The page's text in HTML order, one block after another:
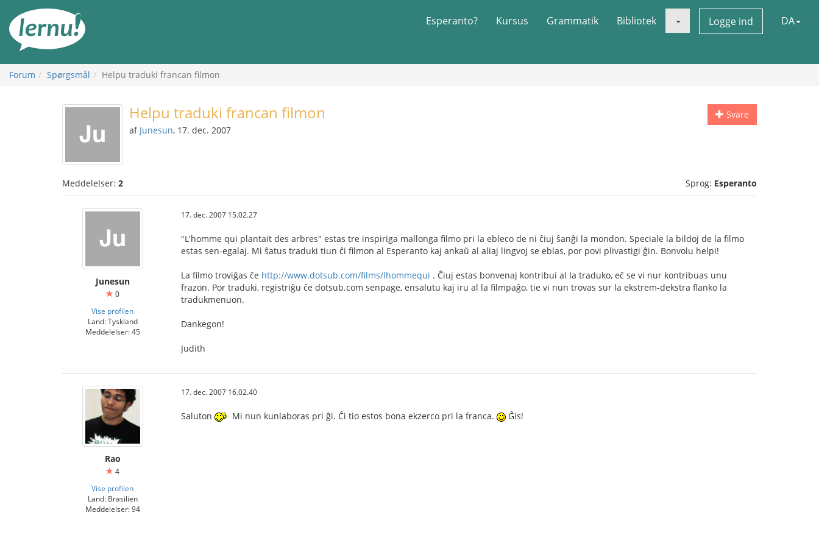
indholdet
Esperanto? Kursus Grammatik Bibliotek Logge ind DA
Forum Spørgsmål Helpu traduki francan filmon
Svare
Helpu traduki francan filmon
af Junesun, 17. dec. 2007
Meddelelser: 2 Sprog: Esperanto
Junesun
0
Vise profilen
Land: Tyskland
Meddelelser: 45
17. dec. 2007 15.02.27
"L'homme qui plantait des arbres" estas tre inspiriga mallonga filmo pri la ebleco de ni ĉiuj ŝanĝi la mondon. Speciale la bildoj de la filmo
estas sen-egalaj. Mi ŝatus traduki tiun ĉi filmon al Esperanto kaj ankaŭ al aliaj lingvoj se eblas, por povi plivastigi ĝin. Bonvolu helpi!
La filmo troviĝas ĉe http://www.dotsub.com/films/lhommequi . Ĉiuj estas bonvenaj kontribui al la traduko, eĉ se vi nur kontribuas unu
frazon. Por traduki, registriĝu ĉe dotsub.com senpage, ensalutu kaj iru al la filmpaĝo, tie vi nun trovas sur la ekstrem-dekstra flanko la
tradukmenuon.
Dankegon!
Judith
Rao
4
Vise profilen
Land: Brasilien
Meddelelser: 94
17. dec. 2007 16.02.40
Saluton Mi nun kunlaboras pri ĝi. Ĉi tio estos bona ekzerco pri la franca. Ĝis!